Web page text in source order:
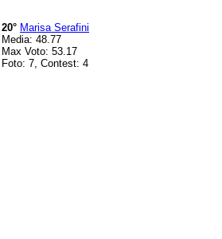
20° Marisa Serafini
Media: 48.77
Max Voto: 53.17
Foto: 7, Contest: 4